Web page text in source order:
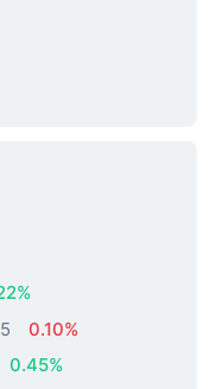
0.10%
0.45%